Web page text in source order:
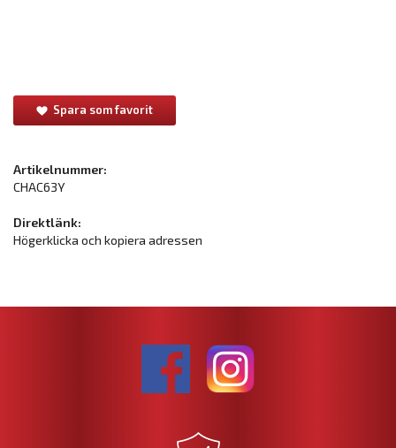
Spara som favorit
Artikelnummer:
CHAC63Y
Direktlänk:
Högerklicka och kopiera adressen